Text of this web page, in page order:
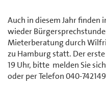
Auch in diesem Jahr finden
wieder
Mieterberatung durch
zu Hamburg statt. Der erste
19 Uhr, bitte melden Sie
oder per Telefon 040-